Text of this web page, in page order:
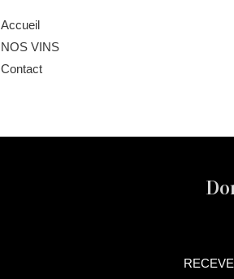
Accueil
NOS VINS
Contact